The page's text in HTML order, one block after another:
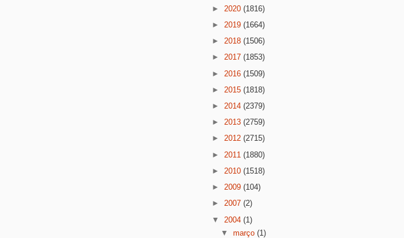
► 2020 (1816)
► 2019 (1664)
► 2018 (1506)
► 2017 (1853)
► 2016 (1509)
► 2015 (1818)
► 2014 (2379)
► 2013 (2759)
► 2012 (2715)
► 2011 (1880)
► 2010 (1518)
► 2009 (104)
► 2007 (2)
▼ 2004 (1)
▼março(1)